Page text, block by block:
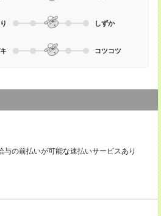
しずか
コツコツ
の前払いが可能な速払いサービスあり